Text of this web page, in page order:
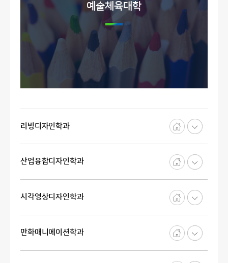
예술체육대학
리빙디자인학과
산업융합디자인학과
시각영상디자인학과
만화애니메이션학과